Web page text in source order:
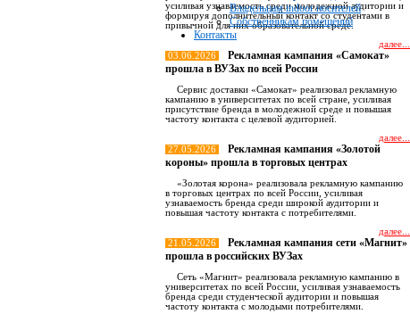
Владельцам indoor носителей
Собственникам помещений
Контакты
усиливая узнаваемость среди молодежной аудитории и
формируя дополнительный контакт со студентами в
привычной для них образовательной среде.
далее...
03.06.2026
Рекламная кампания «Самокат»
прошла в ВУЗах по всей России
Сервис доставки «Самокат» реализовал рекламную
кампанию в университетах по всей стране, усиливая
присутствие бренда в молодежной среде и повышая
частоту контакта с целевой аудиторией.
далее...
27.05.2026
Рекламная кампания «Золотой
короны» прошла в торговых центрах
«Золотая корона» реализовала рекламную кампанию
в торговых центрах по всей России, усиливая
узнаваемость бренда среди широкой аудитории и
повышая частоту контакта с потребителями.
далее...
21.05.2026
Рекламная кампания сети «Магнит»
прошла в российских ВУЗах
Сеть «Магнит» реализовала рекламную кампанию в
университетах по всей России, усиливая узнаваемость
бренда среди студенческой аудитории и повышая
частоту контакта с молодыми потребителями.